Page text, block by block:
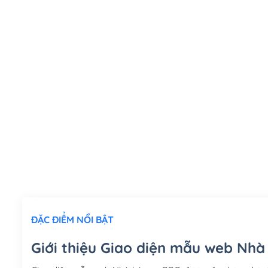
ĐẶC ĐIỂM NỔI BẬT
Giới thiệu Giao diện mẫu web Nhà